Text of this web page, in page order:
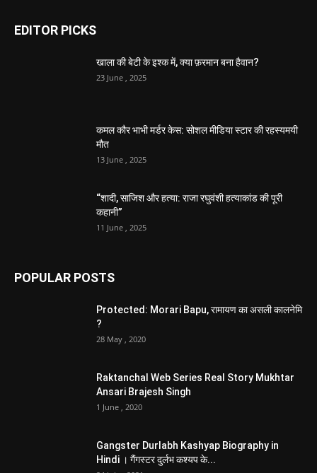
EDITOR PICKS
खाला की बेटी के इश्क में, क्या फ़रमान बना हैवान?
23 June , 2025
कमल कौर भाभी मर्डर केस: सोशल मीडिया स्टार की रहस्यमयी
मौत
13 June , 2025
“शादी, साजिश और हत्या: राजा रघुवंशी हत्याकांड की पूरी
कहानी”
11 June , 2025
POPULAR POSTS
Protected: Morari Bapu, रामायण का असली कालनेमि
?
28 May , 2020
Raktanchal Web Series Real Story Mukhtar
Ansari Brajesh Singh
1 June , 2020
Gangster Durlabh Kashyap Biography in
Hindi । गैंगस्टर दुर्लभ कश्यप के...